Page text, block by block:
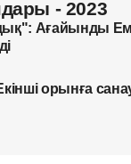
- 2023
Ағайынды
орынға